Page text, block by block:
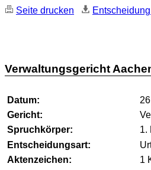
Seite drucken
Verwaltungsgericht
Datum:
Gericht:
Spruchkörper:
1.
Entscheidungsart:
Aktenzeichen:
1